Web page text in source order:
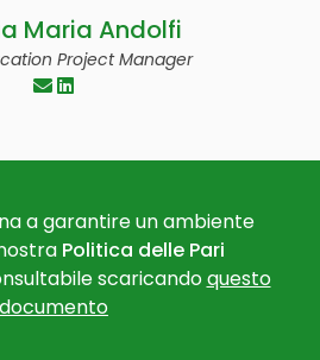
Maria Andolfi
Project Manager
a garantire un ambiente
Politica delle Pari
scaricandoquesto
documento